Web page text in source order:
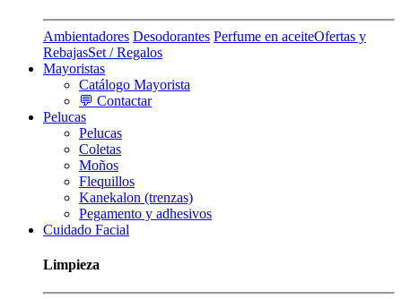
Ambientadores Desodorantes Perfume en aceiteOfertas y
RebajasSet / Regalos
Mayoristas
Catálogo Mayorista
💬 Contactar
Pelucas
Pelucas
Coletas
Moños
Flequillos
Kanekalon (trenzas)
Pegamento y adhesivos
Cuidado Facial
Limpieza